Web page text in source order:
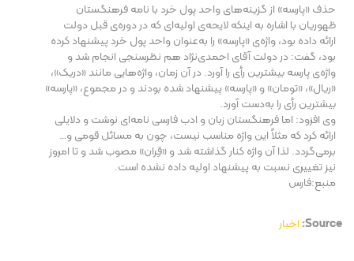
حذف «پارسه» از گزینه‌های واحد پول خرد با نامه فرهنگستان
ظهوریان با اشاره به اینکه لایحه‌ی اولیه‌ای که در دوره‌ی قبل دولت
ارائه داده بود، واژه‌ی «پارسه» را به‌عنوان واحد پول خرد پیشنهاد کرده
بود، گفت: در دولت آقای احمدی‌نژاد هم نظرسنجی انجام شد و
واژه‌ی پارسه بیشترین رأی را آورد. در آن زمان، واژه‌هایی مانند «دریک»،
«ریال»، «تومان» و «پارسه» پیشنهاد شده بودند و در مجموع، «پارسه»
بیشترین رأی را به‌دست آورد.
وی افزود: اما فرهنگستان زبان و ادب فارسی نامه‌ای نوشت و دلایلی
ارائه کرد که مثلاً این واژه مناسب نیست، چون به مسائل قومی و…
برمی‌گردد. لذا آن واژه کنار گذاشته شد و «قِران» مصوب شد و تا امروز
نیز تغییری نسبت به پیشنهاد اولیه داده نشده است.
منبع:فارس
Source: اخبار